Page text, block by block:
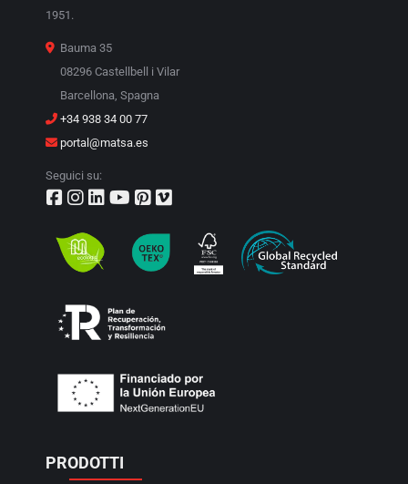
1951.
Bauma 35
08296 Castellbell i Vilar
Barcellona, Spagna
+34 938 34 00 77
portal@matsa.es
Seguici su:
PRODOTTI